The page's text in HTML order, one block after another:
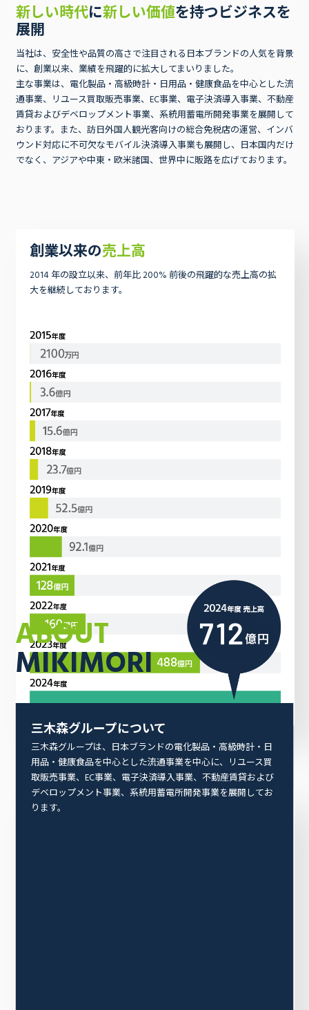
ABOUT
MIKIMORI
三木森グループについて
三木森グループは、日本ブランドの電化製品・高級時計・日
用品・健康食品を中心とした流通事業を中心に、リユース買
取販売事業、EC事業、電子決済導入事業、不動産賃貸および
デベロップメント事業、系統用蓄電所開発事業を展開してお
ります。
新しい時代に新しい価値を持つビジネスを
展開
当社は、安全性や品質の高さで注目される日本ブランドの人気を背景
に、創業以来、業績を飛躍的に拡大してまいりました。
主な事業は、電化製品・高級時計・日用品・健康食品を中心とした流
通事業、リユース買取販売事業、EC事業、電子決済導入事業、不動産
賃貸およびデベロップメント事業、系統用蓄電所開発事業を展開して
おります。また、訪日外国人観光客向けの総合免税店の運営、インバ
ウンド対応に不可欠なモバイル決済導入事業も展開し、日本国内だけ
でなく、アジアや中東・欧米諸国、世界中に販路を広げております。
創業以来の売上高
2014 年の設立以来、前年比 200% 前後の飛躍的な売上高の拡
大を継続しております。
売上高